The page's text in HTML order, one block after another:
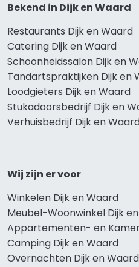
Bekend in Dijk en Waard
Restaurants Dijk en Waard
Catering Dijk en Waard
Schoonheidssalon Dijk en
Tandartspraktijken Dijk en
Loodgieters Dijk en Waard
Stukadoorsbedrijf Dijk en
Verhuisbedrijf Dijk en
Wij zijn er voor
Winkelen Dijk en Waard
Meubel-Woonwinkel Dijk
Appartementen- en
Camping Dijk en Waard
Overnachten Dijk en Waard